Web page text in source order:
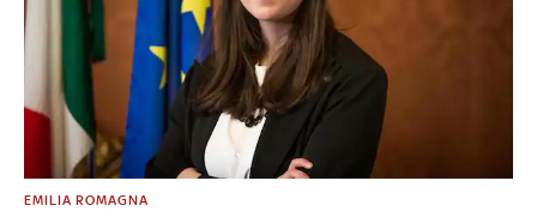
EMILIA ROMAGNA